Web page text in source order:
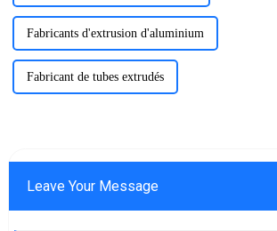
Fabricants d'extrusion d'aluminium
Fabricant de tubes extrudés
Leave Your Message